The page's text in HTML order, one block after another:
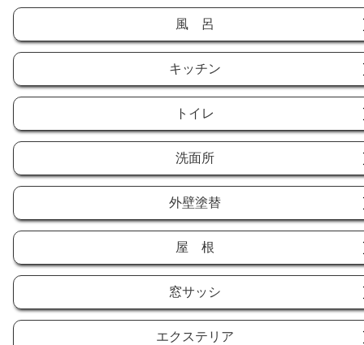
風 呂
キッチン
トイレ
洗面所
外壁塗替
屋 根
窓サッシ
エクステリア